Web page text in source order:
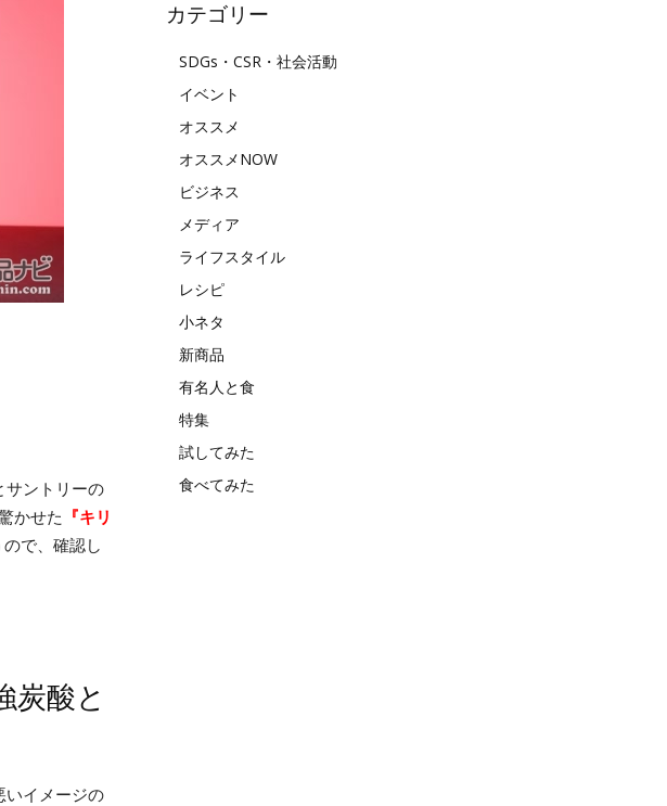
サントリーの
かせた 『キリ
で、確認し
炭酸と
いイメージの
カテゴリー
SDGs・CSR・社会活動
イベント
オススメ
オススメNOW
ビジネス
メディア
ライフスタイル
レシピ
小ネタ
新商品
有名人と食
特集
試してみた
食べてみた